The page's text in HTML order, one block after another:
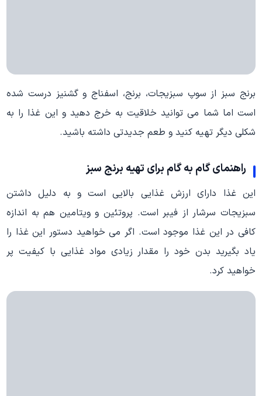
برنج سبز از سوپ سبزیجات، برنج، اسفناج و گشنیز درست شده
است اما شما می توانید خلاقیت به خرج دهید و این غذا را به
شکلی دیگر تهیه کنید و طعم جدیدتی داشته باشید.
راهنمای گام به گام برای تهیه برنج سبز
این غذا دارای ارزش غذایی بالایی است و به دلیل داشتن
سبزیجات سرشار از فیبر است. پروتئین و ویتامین هم به اندازه
کافی در این غذا موجود است. اگر می خواهید دستور این غذا را
یاد بگیرید بدن خود را مقدار زیادی مواد غذایی با کیفیت پر
خواهید کرد.